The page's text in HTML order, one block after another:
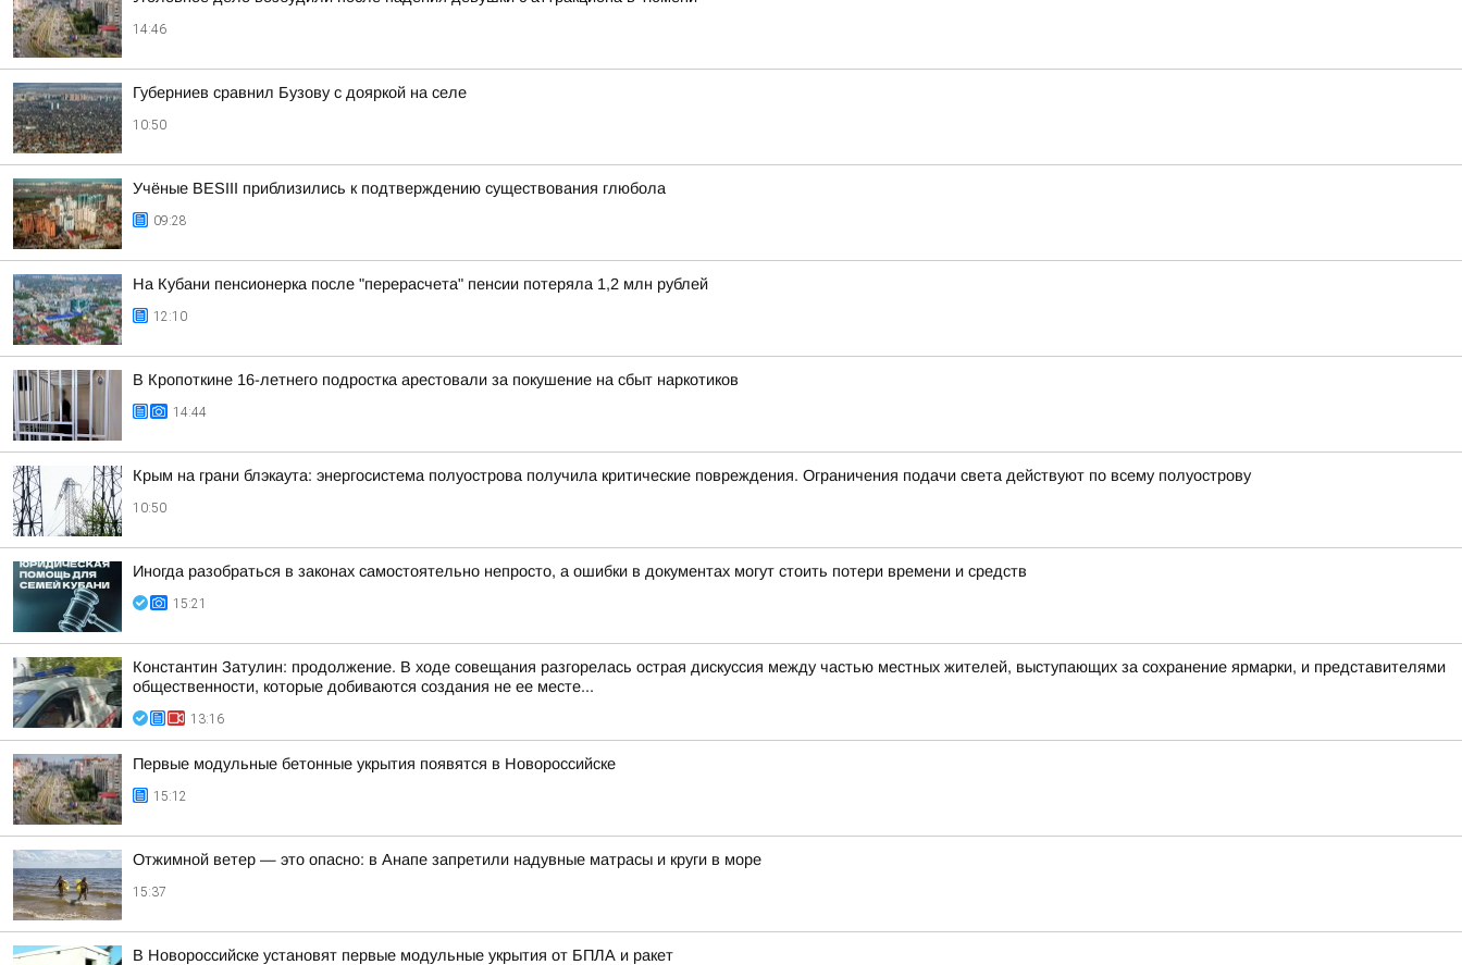
14:46
Губерниев сравнил Бузову с дояркой на селе
10:50
Учёные BESIII приблизились к подтверждению существования глюбола
09:28
На Кубани пенсионерка после "перерасчета" пенсии потеряла 1,2 млн рублей
12:10
В Кропоткине 16-летнего подростка арестовали за покушение на сбыт наркотиков
14:44
Крым на грани блэкаута: энергосистема полуострова получила критические повреждения. Ограничения подачи света действуют по всему полуострову
10:50
Иногда разобраться в законах самостоятельно непросто, а ошибки в документах могут стоить потери времени и средств
15:21
Константин Затулин: продолжение. В ходе совещания разгорелась острая дискуссия между частью местных жителей, выступающих за сохранение ярмарки, и представителями
общественности, которые добиваются создания не ее месте...
13:16
Первые модульные бетонные укрытия появятся в Новороссийске
15:12
Отжимной ветер — это опасно: в Анапе запретили надувные матрасы и круги в море
15:37
В Новороссийске установят первые модульные укрытия от БПЛА и ракет